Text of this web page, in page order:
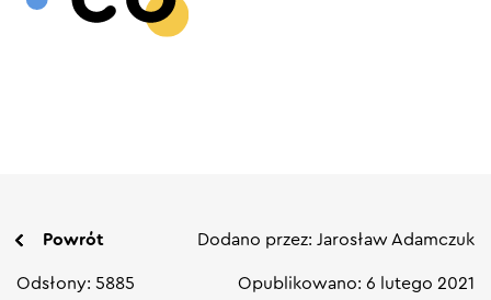
Powrót Dodano przez: Jarosław Adamczuk
Odsłony: 5885 Opublikowano: 6 lutego 2021